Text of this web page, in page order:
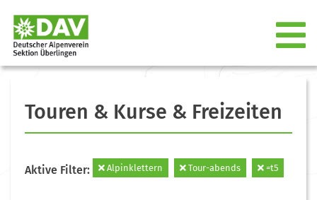
Touren & Kurse & Freizeiten
Aktive Filter: Alpinklettern Tour-abends =t5